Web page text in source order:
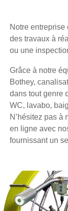
Notre
des travaux à
ou une
Grâce à notre
Bothey,
dans tout genre
WC, lavabo,
N’hésitez pas à
en ligne avec
fournissant un